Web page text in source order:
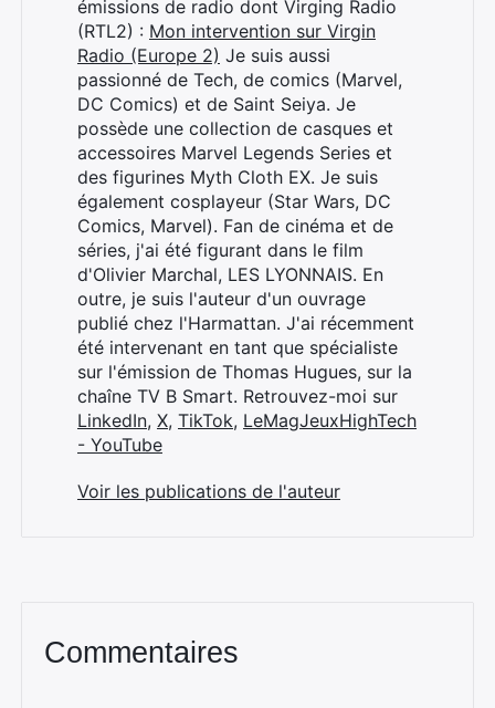
émissions de radio dont Virging Radio
(RTL2) : Mon intervention sur Virgin
Radio (Europe 2) Je suis aussi
passionné de Tech, de comics (Marvel,
DC Comics) et de Saint Seiya. Je
possède une collection de casques et
accessoires Marvel Legends Series et
des figurines Myth Cloth EX. Je suis
également cosplayeur (Star Wars, DC
Comics, Marvel). Fan de cinéma et de
séries, j'ai été figurant dans le film
d'Olivier Marchal, LES LYONNAIS. En
outre, je suis l'auteur d'un ouvrage
publié chez l'Harmattan. J'ai récemment
été intervenant en tant que spécialiste
sur l'émission de Thomas Hugues, sur la
chaîne TV B Smart. Retrouvez-moi sur
LinkedIn, X, TikTok, LeMagJeuxHighTech
- YouTube
Voir les publications de l'auteur
Commentaires
Rechercher
: